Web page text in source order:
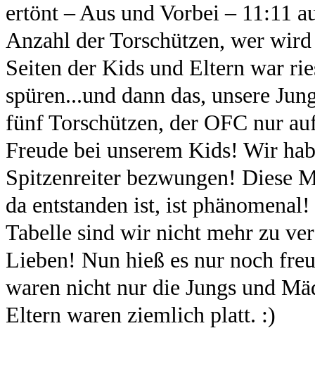
ertönt – Aus und Vorbei – 11:11
Anzahl der Torschützen, wer
Seiten der Kids und Eltern war
spüren...und dann das, unsere
fünf Torschützen, der OFC nur
Freude bei unserem Kids! Wir
Spitzenreiter bezwungen! Diese
da entstanden ist, ist
Tabelle sind wir nicht mehr zu
Lieben! Nun hieß es nur noch
waren nicht nur die Jungs und
Eltern waren ziemlich platt. :)